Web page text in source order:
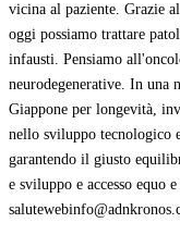
vicina al paziente. Grazie
oggi possiamo trattare
infausti. Pensiamo
neurodegenerative. In una
Giappone per longevità,
nello sviluppo tecnologico
garantendo il giusto
e sviluppo e accesso